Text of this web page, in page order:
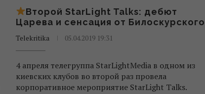
Второй StarLight Talks: дебют
Царева и сенсация от Билоскурского
Telekritika 05.04.2019 19:31
4 апреля телегруппа StarLightMedia в одном из
киевских клубов во второй раз провела
корпоративное мероприятие StarLight Talks.